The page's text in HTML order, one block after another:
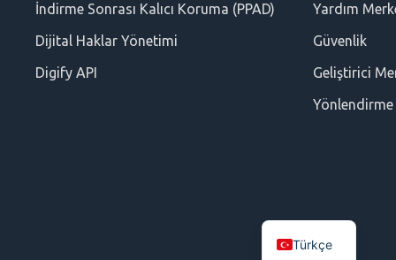
İndirme Sonrası Kalıcı Koruma (PPAD)
Dijital Haklar Yönetimi
Digify API
Yardım
Güvenlik
Geliştirici
Yönlendirme
Türkçe